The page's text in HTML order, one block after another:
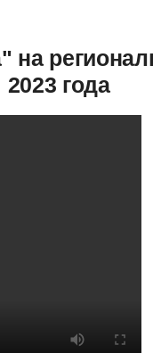
на
года